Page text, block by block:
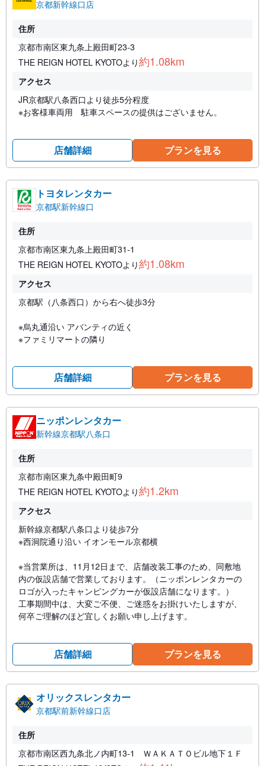
京都新幹線口店
住所
京都市南区東九条上殿田町23-3
THE REIGN HOTEL KYOTOより約1.08km
アクセス
JR京都駅八条西口より徒歩5分程度
※お客様車両用 駐車スペースの提供はございません。
店舗詳細 プランを見る
トヨタレンタカー
京都駅新幹線口
住所
京都市南区東九条上殿田町31-1
THE REIGN HOTEL KYOTOより約1.08km
アクセス
京都駅（八条西口）から右へ徒歩3分
※烏丸通沿い アバンティの近く
※ファミリマートの隣り
店舗詳細 プランを見る
ニッポンレンタカー
新幹線京都駅八条口
住所
京都市南区東九条中殿田町9
THE REIGN HOTEL KYOTOより約1.2km
アクセス
新幹線京都駅八条口より徒歩7分
※西洞院通り沿い イオンモール京都横
※当営業所は、11月12日まで、店舗改装工事のため、同敷地
内の仮設店舗で営業しております。（ニッポンレンタカーの
ロゴが入ったキャンピングカーが仮設店舗になります。）
工事期間中は、大変ご不便、ご迷惑をお掛けいたしますが、
何卒ご理解のほど宜しくお願い申し上げます。
店舗詳細 プランを見る
オリックスレンタカー
京都駅前新幹線口店
住所
京都市南区西九条北ノ内町13-1 ＷＡＫＡＴＯビル地下１Ｆ